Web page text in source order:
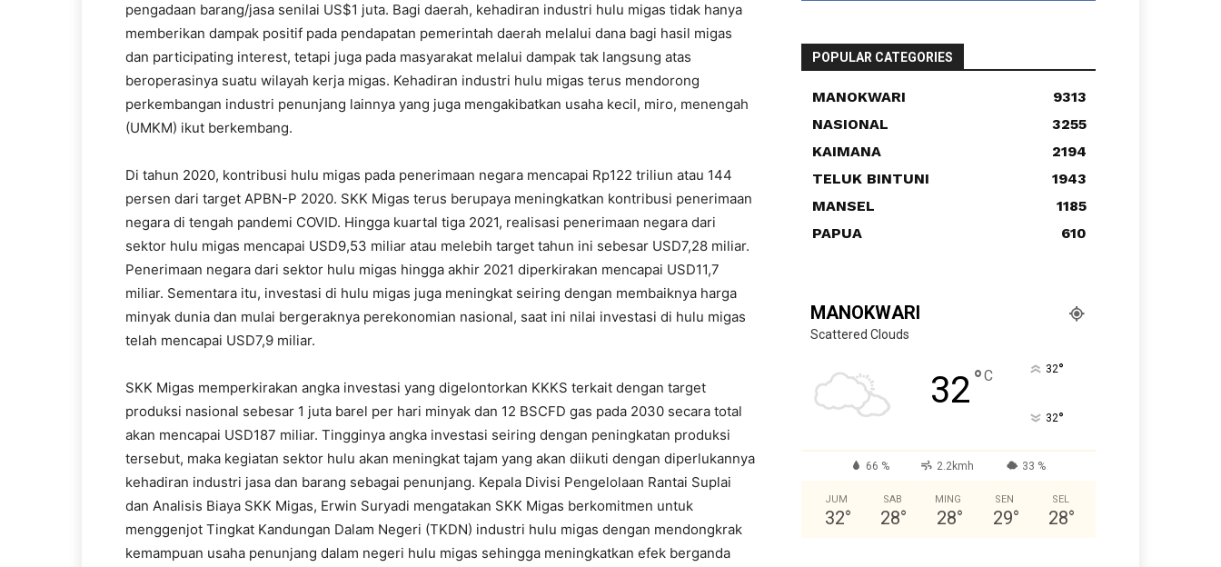
pengadaan barang/jasa senilai US$1 juta. Bagi daerah, kehadiran industri hulu migas tidak hanya
memberikan dampak positif pada pendapatan pemerintah daerah melalui dana bagi hasil migas
dan participating interest, tetapi juga pada masyarakat melalui dampak tak langsung atas
beroperasinya suatu wilayah kerja migas. Kehadiran industri hulu migas terus mendorong
perkembangan industri penunjang lainnya yang juga mengakibatkan usaha kecil, miro, menengah
(UMKM) ikut berkembang.
Di tahun 2020, kontribusi hulu migas pada penerimaan negara mencapai Rp122 triliun atau 144
persen dari target APBN-P 2020. SKK Migas terus berupaya meningkatkan kontribusi penerimaan
negara di tengah pandemi COVID. Hingga kuartal tiga 2021, realisasi penerimaan negara dari
sektor hulu migas mencapai USD9,53 miliar atau melebih target tahun ini sebesar USD7,28 miliar.
Penerimaan negara dari sektor hulu migas hingga akhir 2021 diperkirakan mencapai USD11,7
miliar. Sementara itu, investasi di hulu migas juga meningkat seiring dengan membaiknya harga
minyak dunia dan mulai bergeraknya perekonomian nasional, saat ini nilai investasi di hulu migas
telah mencapai USD7,9 miliar.
SKK Migas memperkirakan angka investasi yang digelontorkan KKKS terkait dengan target
produksi nasional sebesar 1 juta barel per hari minyak dan 12 BSCFD gas pada 2030 secara total
akan mencapai USD187 miliar. Tingginya angka investasi seiring dengan peningkatan produksi
tersebut, maka kegiatan sektor hulu akan meningkat tajam yang akan diikuti dengan diperlukannya
kehadiran industri jasa dan barang sebagai penunjang. Kepala Divisi Pengelolaan Rantai Suplai
dan Analisis Biaya SKK Migas, Erwin Suryadi mengatakan SKK Migas berkomitmen untuk
menggenjot Tingkat Kandungan Dalam Negeri (TKDN) industri hulu migas dengan mendongkrak
kemampuan usaha penunjang dalam negeri hulu migas sehingga meningkatkan efek berganda
POPULAR CATEGORIES
MANOKWARI
9313
NASIONAL
3255
KAIMANA
2194
TELUK BINTUNI
1943
MANSEL
1185
PAPUA
610
MANOKWARI
Scattered Clouds
32°C 32°
32°
66 % 2.2kmh 33 %
JUM
32°
SAB
28°
MING
28°
SEN
29°
SEL
28°